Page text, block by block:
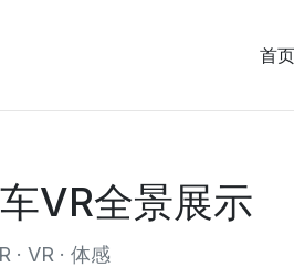
首页
VR全景展示
· VR · 体感